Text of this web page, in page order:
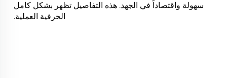
سهولة واقتصاداً في الجهد. هذه التفاصيل تظهر بشكل كامل
الحرفية العملية.